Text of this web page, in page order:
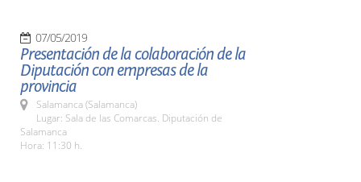
07/05/2019
Presentación de la colaboración de la
Diputación con empresas de la
provincia
Salamanca (Salamanca)
Lugar: Sala de las Comarcas. Diputación de
Salamanca
Hora: 11:30 h.